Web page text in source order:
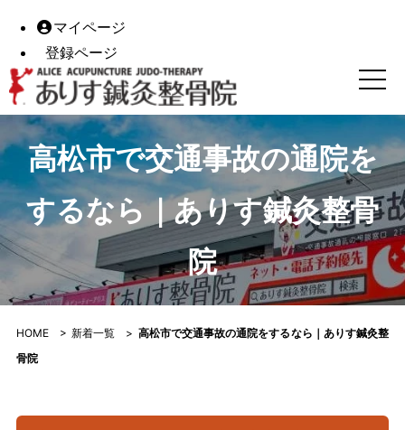
マイページ
登録ページ
高松市で交通事故の通院をするなら｜ありす鍼灸整骨院｜
高松市で交通事故の通院を
するなら｜ありす鍼灸整骨
院
HOME> 新着一覧 > 高松市で交通事故の通院をするなら｜ありす鍼灸整
骨院